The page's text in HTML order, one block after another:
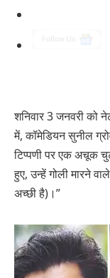
शनिवार 3 जनवरी को
में, कॉमेडियन सुनील
टिप्पणी पर एक अचूक
हुए, उन्हें गोली मारने
अच्छी है)।”